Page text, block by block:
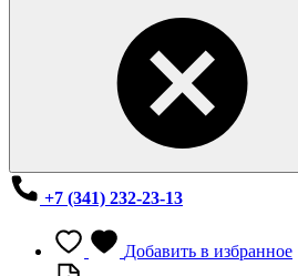
+7 (341) 232-23-13
Добавить в избранное